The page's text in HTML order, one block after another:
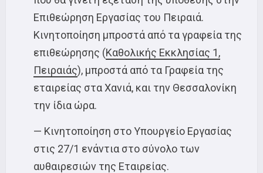
Επιθεώρηση Εργασίας του Πειραιά.
Κινητοποίηση μπροστά από τα γραφεία της
επιθεώρησης (Καθολικής Εκκλησίας 1,
Πειραιάς), μπροστά από τα Γραφεία της
εταιρείας στα Χανιά, και την Θεσσαλονίκη
την ίδια ώρα.
— Κινητοποίηση στο Υπουργείο Εργασίας
στις 27/1 ενάντια στο σύνολο των
αυθαιρεσιών της Εταιρείας.